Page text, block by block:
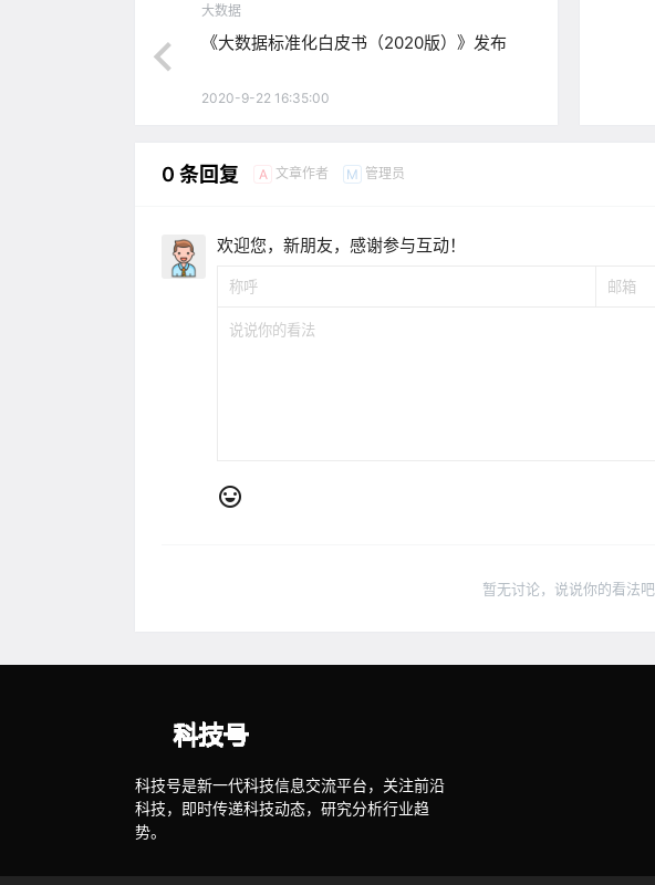
大数据
《大数据标准化白皮书（2020版）》发布
2020-9-22 16:35:00
0 条回复 A 文章作者 M 管理员
欢迎您，新朋友，感谢参与互动！
暂无讨论，说说你的看法吧
科技号是新一代科技信息交流平台，关注前沿
科技，即时传递科技动态，研究分析行业趋
势。